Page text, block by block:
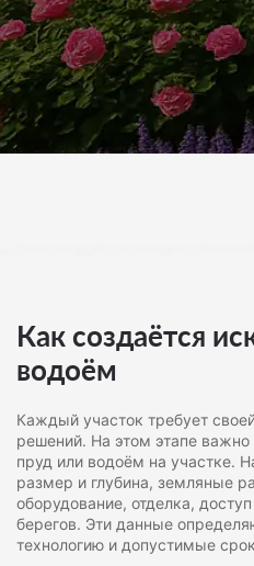
Как создаётся
водоём
Каждый участок требует
решений. На этом этапе важно
пруд или водоём на участке.
размер и глубина, земляные
оборудование, отделка,
берегов. Эти данные
технологию и допустимые